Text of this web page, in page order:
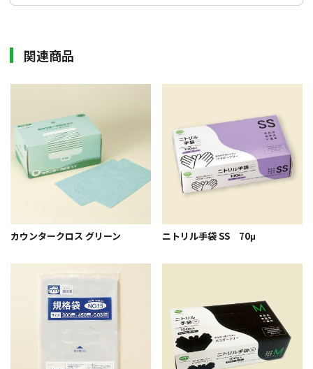
関連商品
カウンタークロス グリーン ニトリル手袋 SS 70μ